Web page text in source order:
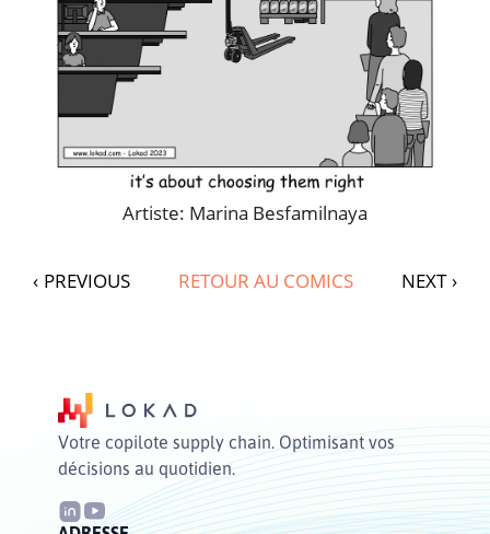
Artiste: Marina Besfamilnaya
‹ PREVIOUS RETOUR AU COMICS NEXT ›
Votre copilote supply chain. Optimisant vos
décisions au quotidien.